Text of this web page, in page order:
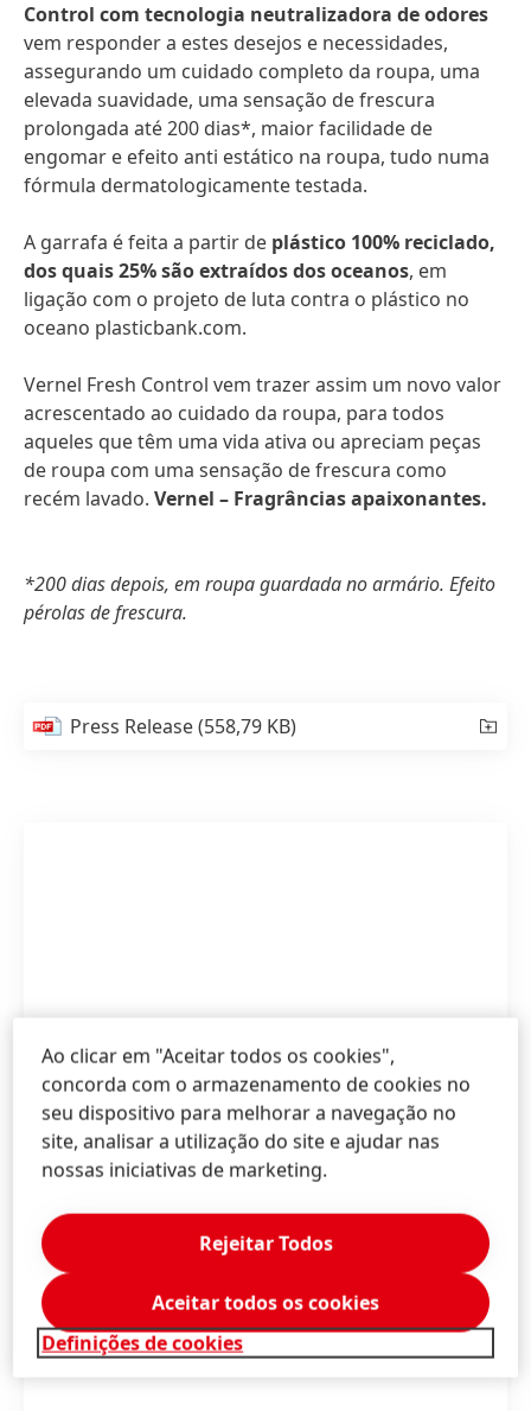
Control com tecnologia neutralizadora de odores
vem responder a estes desejos e necessidades,
assegurando um cuidado completo da roupa, uma
elevada suavidade, uma sensação de frescura
prolongada até 200 dias*, maior facilidade de
engomar e efeito anti estático na roupa, tudo numa
fórmula dermatologicamente testada.
A garrafa é feita a partir de plástico 100% reciclado,
dos quais 25% são extraídos dos oceanos, em
ligação com o projeto de luta contra o plástico no
oceano plasticbank.com.
Vernel Fresh Control vem trazer assim um novo valor
acrescentado ao cuidado da roupa, para todos
aqueles que têm uma vida ativa ou apreciam peças
de roupa com uma sensação de frescura como
recém lavado. Vernel – Fragrâncias apaixonantes.
*200 dias depois, em roupa guardada no armário. Efeito
pérolas de frescura.
Press Release(558,79 KB)
Ao clicar em "Aceitar todos os cookies",
concorda com o armazenamento de cookies no
seu dispositivo para melhorar a navegação no
site, analisar a utilização do site e ajudar nas
nossas iniciativas de marketing.
Definições de cookies
Rejeitar Todos
Aceitar todos os cookies